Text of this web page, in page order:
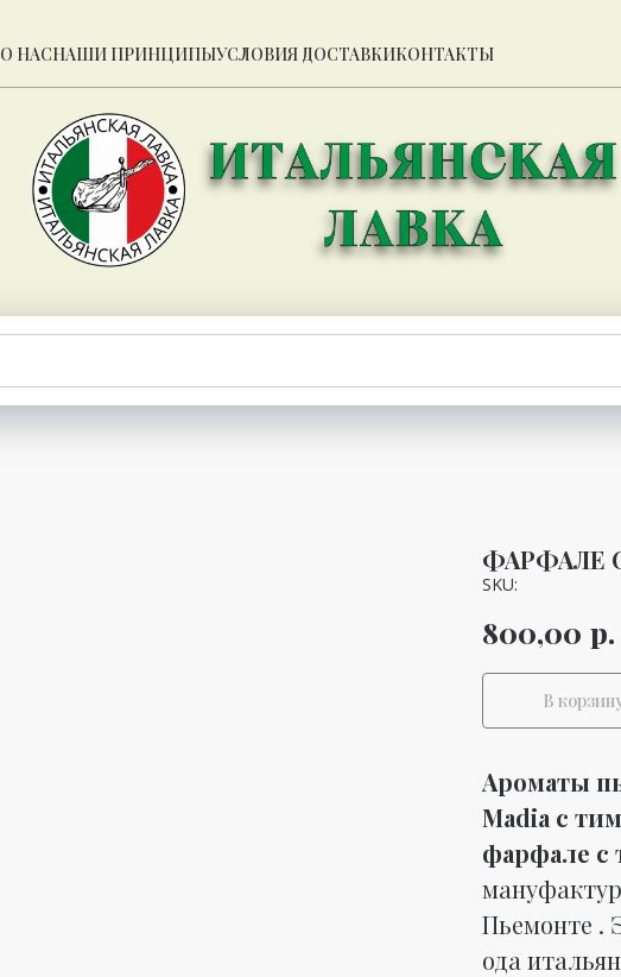
О НАСНАШИ ПРИНЦИПЫУСЛОВИЯ ДОСТАВКИКОНТАКТЫ
ФАРФАЛЕ
SKU:
800,00 р.
В
Ароматы
Madia с
фарфале с
Пьемонте .
ода